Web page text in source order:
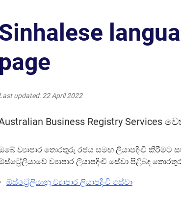
page
updated 22 April 2022
Business Registry Services
ව්‍යාපාර තොරතුරු රජය සමඟ ලියාපදිංචි
ව්‍යාපාර ලියාපදිංචි සේවා පිළිබඳ
ඕස්ට්‍රේලියානු ව්‍යාපාර ලියාපදිංචි සේවා